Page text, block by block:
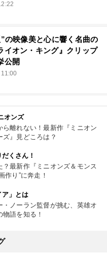
の映像美と心に響く名曲の
イオン・キング』クリップ
公開
オンズ
ら離れない！最新作『ミニオン
ズ』見どころは？
くさん！
？最新作『ミニオンズ＆モンス
作り”に奔走！
ア」とは
・ノーラン監督が挑む、英雄オ
語を知る！